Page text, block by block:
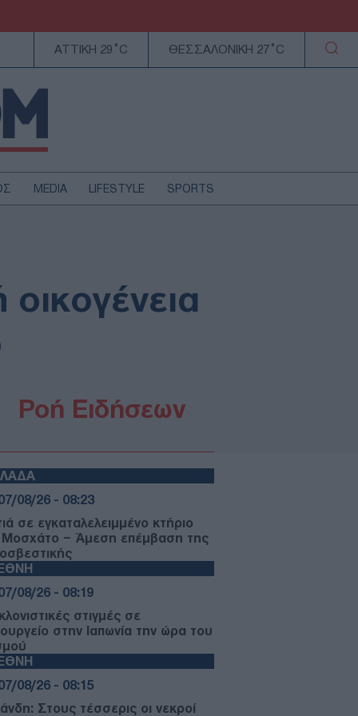
ΑΤΤΙΚΗ 29°C ΘΕΣΣΑΛΟΝΙΚΗ 27°C
MEDIA LIFESTYLE SPORTS
ΤΕΧΝΟΛΟΓΙΑ
Ροή Ειδήσεων
08/26 - 08:23
σε εγκαταλελειμμένο κτήριο
Μοσχάτο – Άμεση επέμβαση της
08/26 - 08:19
στιγμές σε
στην Ιαπωνία την ώρα του
08/26 - 08:15
Στους τέσσερις οι νεκροί